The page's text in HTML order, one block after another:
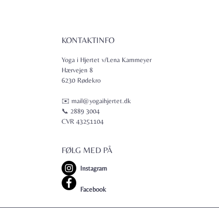
KONTAKTINFO
Yoga i Hjertet v/Lena Kammeyer
Hærvejen 8
6230 Rødekro
✉️ mail@yogaihjertet.dk
📞 2889 3004
CVR 43251104
FØLG MED PÅ
Instagram
Facebook